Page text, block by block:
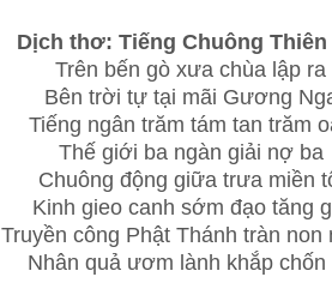
Dịch thơ: Tiếng Chuông Thiên
Trên bến gò xưa chùa lập ra
Bên trời tự tại mãi Gương
Tiếng ngân trăm tám tan trăm
Thế giới ba ngàn giải nợ ba
Chuông động giữa trưa miền
Kinh gieo canh sớm đạo tăng
Truyền công Phật Thánh tràn non
Nhân quả ươm lành khắp chốn